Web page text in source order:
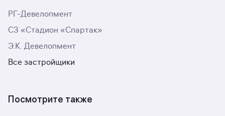
РГ-Девелопмент
СЗ «Стадион «Спартак»
Э.К. Девелопмент
Все застройщики
Посмотрите также